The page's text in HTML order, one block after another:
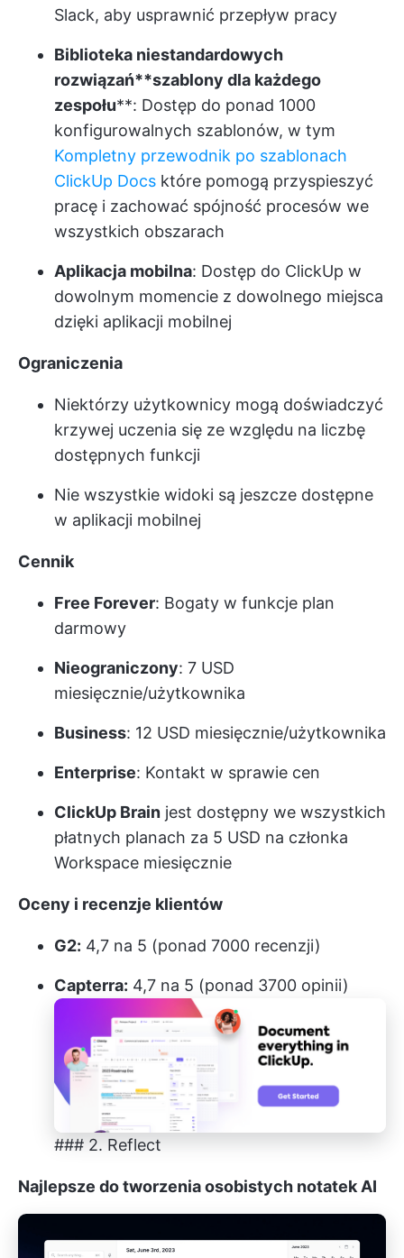
Slack, aby usprawnić przepływ pracy
Biblioteka niestandardowych
rozwiązań**szablony dla każdego
zespołu**: Dostęp do ponad 1000
konfigurowalnych szablonów, w tym
Kompletny przewodnik po szablonach
ClickUp Docs które pomogą przyspieszyć
pracę i zachować spójność procesów we
wszystkich obszarach
Aplikacja mobilna: Dostęp do ClickUp w
dowolnym momencie z dowolnego miejsca
dzięki aplikacji mobilnej
Ograniczenia
Niektórzy użytkownicy mogą doświadczyć
krzywej uczenia się ze względu na liczbę
dostępnych funkcji
Nie wszystkie widoki są jeszcze dostępne
w aplikacji mobilnej
Cennik
Free Forever: Bogaty w funkcje plan
darmowy
Nieograniczony: 7 USD
miesięcznie/użytkownika
Business: 12 USD miesięcznie/użytkownika
Enterprise: Kontakt w sprawie cen
ClickUp Brain jest dostępny we wszystkich
płatnych planach za 5 USD na członka
Workspace miesięcznie
Oceny i recenzje klientów
G2: 4,7 na 5 (ponad 7000 recenzji)
Capterra: 4,7 na 5 (ponad 3700 opinii)
### 2. Reflect
Najlepsze do tworzenia osobistych notatek AI